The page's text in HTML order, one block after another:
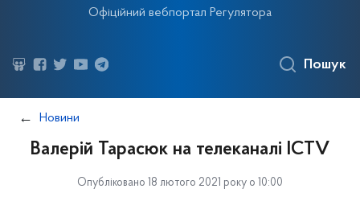
Офіційний вебпортал Регулятора
Пошук
Новини
Валерій Тарасюк на телеканалі ICTV
Опубліковано 18 лютого 2021 року о 10:00